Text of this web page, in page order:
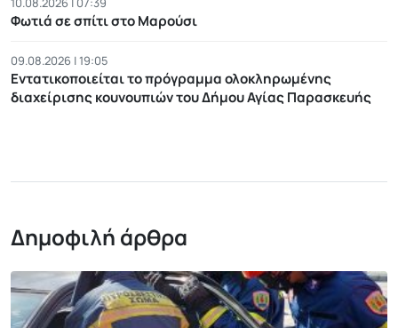
Φωτιά σε σπίτι στο Μαρούσι
09.08.2026 | 19:05
Εντατικοποιείται το πρόγραμμα ολοκληρωμένης
διαχείρισης κουνουπιών του Δήμου Αγίας Παρασκευής
Δημοφιλή άρθρα